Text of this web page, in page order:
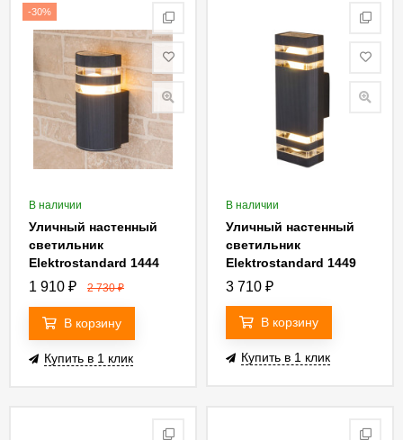
-30%
В наличии
Уличный настенный
светильник
Elektrostandard 1444
Techno 4690389067716
1 910 ₽ 2 730₽
В корзину
Купить в 1 клик
В наличии
Уличный настенный
светильник
Elektrostandard 1449
Techno 4690389067723
3 710 ₽
В корзину
Купить в 1 клик